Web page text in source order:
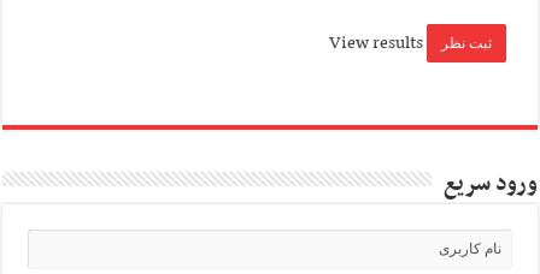
View results
ورود سریع